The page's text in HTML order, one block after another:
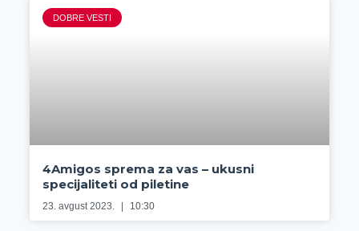
DOBRE VESTI
4Amigos sprema za vas – ukusni
specijaliteti od piletine
23. avgust 2023. 10:30